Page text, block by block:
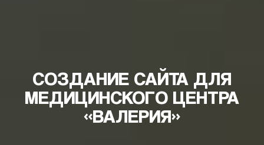
СОЗДАНИЕ САЙТА ДЛЯ
МЕДИЦИНСКОГО ЦЕНТРА
«ВАЛЕРИЯ»